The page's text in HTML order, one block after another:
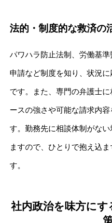
法的・制度的な救済の
パワハラ防止法制、労働基
申請など制度を知り、状況
です。また、専門の弁護士
ースの強さや可能な請求内
す。勤務先に相談体制がな
ますので、ひとりで抱え込
す。
社内政治を味方に